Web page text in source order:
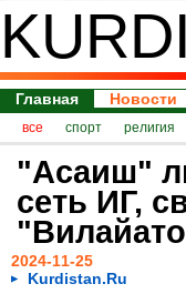
Главная Новости
все спорт религия
"Асаиш"
сеть ИГ,
2024-11-25
Kurdistan.Ru